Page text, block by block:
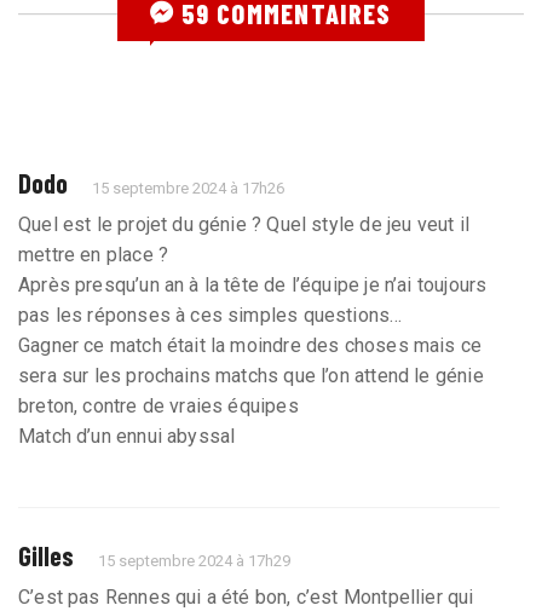
59 COMMENTAIRES
Dodo 15 septembre 2024 à 17h26
Quel est le projet du génie ? Quel style de jeu veut il
mettre en place ?
Après presqu’un an à la tête de l’équipe je n’ai toujours
pas les réponses à ces simples questions…
Gagner ce match était la moindre des choses mais ce
sera sur les prochains matchs que l’on attend le génie
breton, contre de vraies équipes
Match d’un ennui abyssal
Gilles 15 septembre 2024 à 17h29
C’est pas Rennes qui a été bon, c’est Montpellier qui